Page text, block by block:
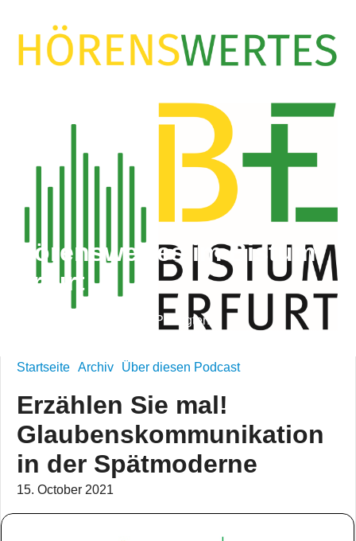
Hörenswertes im Bistum
Erfurt
Vorträge, Interviews und Predigten
Startseite Archiv Über diesen Podcast
Erzählen Sie mal!
Glaubenskommunikation
in der Spätmoderne
15. October 2021